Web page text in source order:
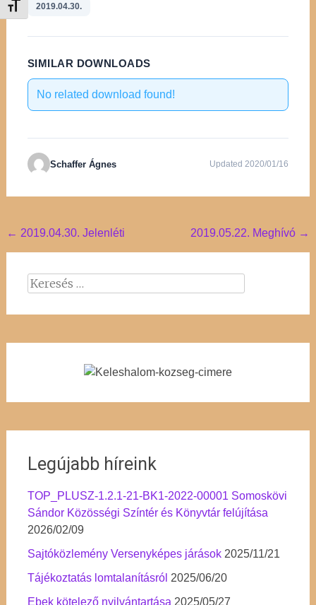
Betűméret váltása
2019.04.30.
SIMILAR DOWNLOADS
No related download found!
Schaffer Ágnes Updated 2020/01/16
Post
navigation
← 2019.04.30. Jelenléti 2019.05.22. Meghívó →
Keresés:
Legújabb híreink
TOP_PLUSZ-1.2.1-21-BK1-2022-00001 Somoskövi
Sándor Közösségi Színtér és Könyvtár felújítása
2026/02/09
Sajtóközlemény Versenyképes járások 2025/11/21
Tájékoztatás lomtalanításról 2025/06/20
Ebek kötelező nyilvántartása 2025/05/27